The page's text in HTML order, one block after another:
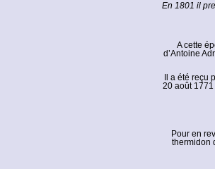
En 1801 il
A cette
d’Antoine
Il a été
20 août
Pour en
thermidon